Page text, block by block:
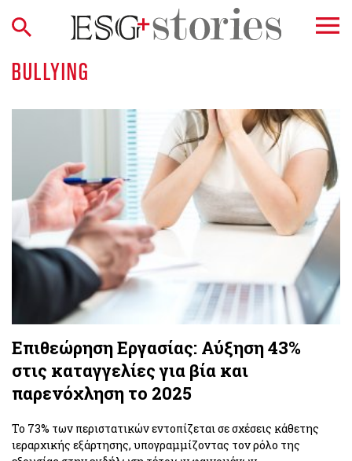
BULLYING
Επιθεώρηση Εργασίας: Αύξηση 43%
στις καταγγελίες για βία και
παρενόχληση το 2025
Το 73% των περιστατικών εντοπίζεται σε σχέσεις κάθετης
ιεραρχικής εξάρτησης, υπογραμμίζοντας τον ρόλο της